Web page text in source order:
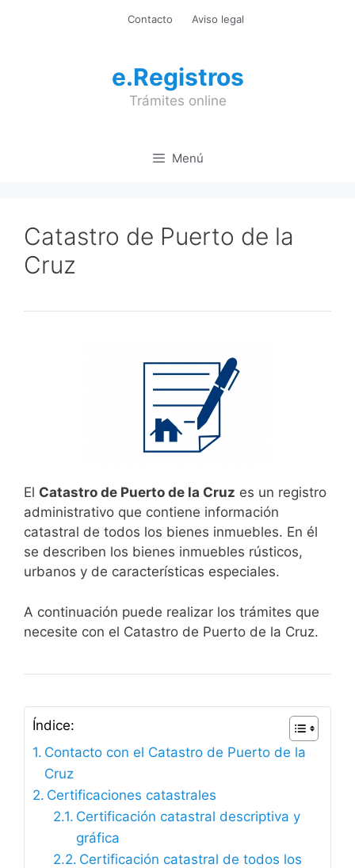
Contacto Aviso legal
e.Registros
Trámites online
Menú
Catastro de Puerto de la
Cruz
El Catastro de Puerto de la Cruz es un registro
administrativo que contiene información
catastral de todos los bienes inmuebles. En él
se describen los bienes inmuebles rústicos,
urbanos y de características especiales.
A continuación puede realizar los trámites que
necesite con el Catastro de Puerto de la Cruz.
Índice:
Contacto con el Catastro de Puerto de la
Cruz
Certificaciones catastrales
Certificación catastral descriptiva y
gráfica
Certificación catastral de todos los